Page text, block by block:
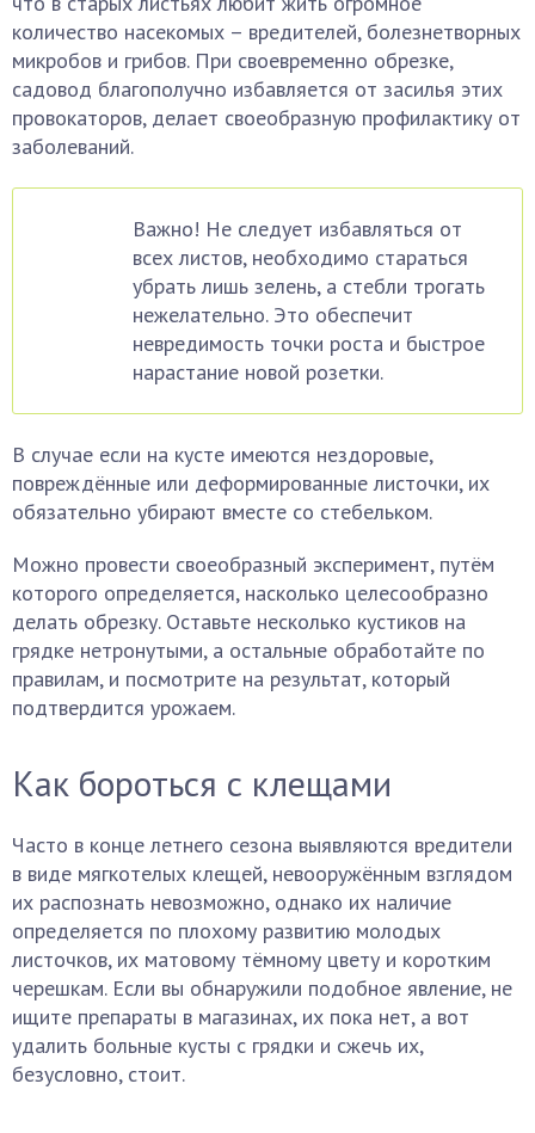
количество насекомых – вредителей, болезнетворных
микробов и грибов. При своевременно обрезке,
садовод благополучно избавляется от засилья этих
провокаторов, делает своеобразную профилактику от
заболеваний.
Важно! Не следует избавляться от
всех листов, необходимо стараться
убрать лишь зелень, а стебли трогать
нежелательно. Это обеспечит
невредимость точки роста и быстрое
нарастание новой розетки.
В случае если на кусте имеются нездоровые,
повреждённые или деформированные листочки, их
обязательно убирают вместе со стебельком.
Можно провести своеобразный эксперимент, путём
которого определяется, насколько целесообразно
делать обрезку. Оставьте несколько кустиков на
грядке нетронутыми, а остальные обработайте по
правилам, и посмотрите на результат, который
подтвердится урожаем.
Как бороться с клещами
Часто в конце летнего сезона выявляются вредители
в виде мягкотелых клещей, невооружённым взглядом
их распознать невозможно, однако их наличие
определяется по плохому развитию молодых
листочков, их матовому тёмному цвету и коротким
черешкам. Если вы обнаружили подобное явление, не
ищите препараты в магазинах, их пока нет, а вот
удалить больные кусты с грядки и сжечь их,
безусловно, стоит.